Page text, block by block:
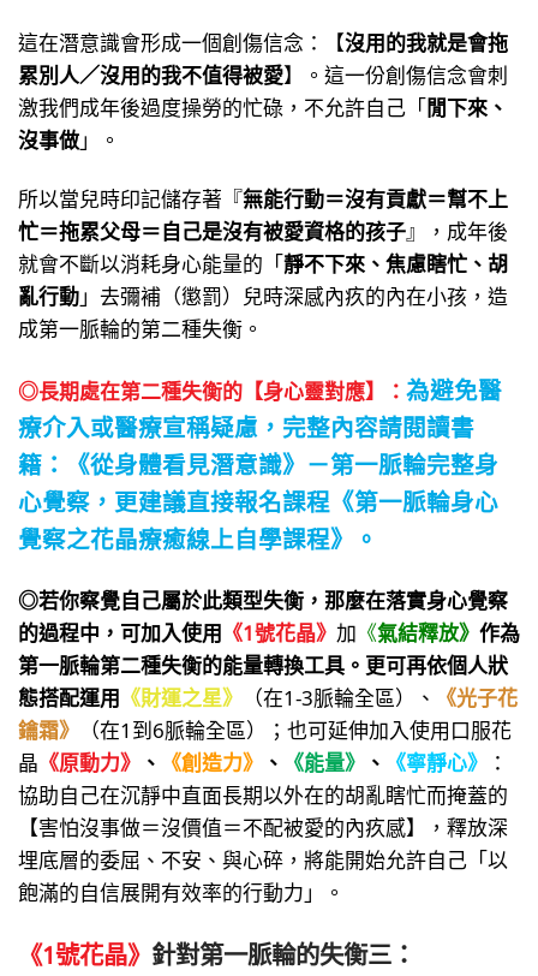
這在潛意識會形成一個創傷信念：【沒用的我就是會拖
累別人／沒用的我不值得被愛】。這一份創傷信念會刺
激我們成年後過度操勞的忙碌，不允許自己「閒下來、
沒事做」。
所以當兒時印記儲存著『無能行動＝沒有貢獻＝幫不上
忙＝拖累父母＝自己是沒有被愛資格的孩子』，成年後
就會不斷以消耗身心能量的「靜不下來、焦慮瞎忙、胡
亂行動」去彌補（懲罰）兒時深感內疚的內在小孩，造
成第一脈輪的第二種失衡。
◎長期處在第二種失衡的【身心靈對應】： 為避免醫
療介入或醫療宣稱疑慮， 完整內容請閱讀書
籍：
《從身體看見潛意識》－第一脈輪完整身
心覺察 ，更建議直接報名課程 《第一脈輪身心
覺察之花晶療癒線上自學課程》。
◎若你察覺自己屬於此類型失衡，那麼在落實身心覺察
的過程中，可加入使用 《1號花晶》 加 《氣結釋放》 作為
第一脈輪第二種失衡的能量轉換工具。更可再依個人狀
態搭配運用 《財運之星》 （在1-3脈輪全區）、
《光子花
鑰霜》
（在1到6脈輪全區）；也可延伸加入使用口服花
晶 《原動力》 、 《創造力》 、 《能量》 、 《寧靜心》
：
協助自己在沉靜中直面長期以外在的胡亂瞎忙而掩蓋的
【害怕沒事做＝沒價值＝不配被愛的內疚感】，釋放深
埋底層的委屈、不安、與心碎，將能開始允許自己「以
飽滿的自信展開有效率的行動力」。
《1號花晶》 針對第一脈輪的失衡三：